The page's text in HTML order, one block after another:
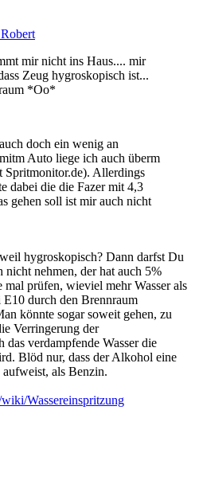
mir nicht ins Haus.... mir
Zeug hygroskopisch ist...
*Oo*
doch ein wenig an
Auto liege ich auch überm
Spritmonitor.de). Allerdings
dabei die die Fazer mit 4,3
gehen soll ist mir auch nicht
hygroskopisch? Dann darfst Du
nicht nehmen, der hat auch 5%
prüfen, wieviel mehr Wasser als
durch den Brennraum
könnte sogar soweit gehen, zu
Verringerung der
das verdampfende Wasser die
Blöd nur, dass der Alkohol eine
als Benzin.
Wassereinspritzung